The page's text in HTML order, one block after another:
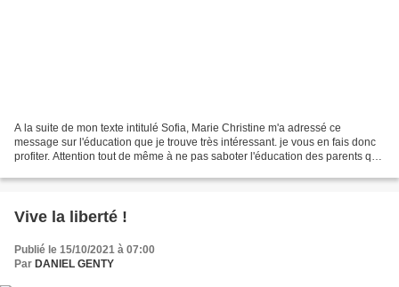
A la suite de mon texte intitulé Sofia, Marie Christine m'a adressé ce
message sur l'éducation que je trouve très intéressant. je vous en fais donc
profiter. Attention tout de même à ne pas saboter l'éducation des parents qui
Vive la liberté !
Publié le 15/10/2021 à 07:00
Par DANIEL GENTY